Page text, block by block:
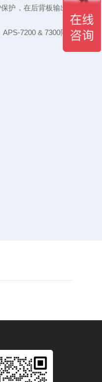
护，在后背板输出端侦
7200 & 7300同时也